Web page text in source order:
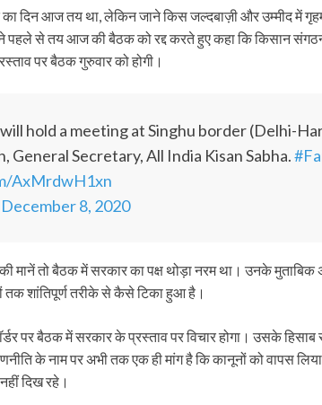
दिन आज तय था, लेकिन जाने किस जल्‍दबाज़ी और उम्‍मीद में
पहले से तय आज की बैठक को रद्द करते हुए कहा कि किसान
पर बैठक गुरुवार को होगी।
hold a meeting at Singhu border (Delhi-
General Secretary, All India Kisan Sabha.
AxMrdwH1xn
December 8, 2020
मानें तो बैठक में सरकार का पक्ष थोड़ा नरम था। उनके मुताबिक
तक शांतिपूर्ण तरीके से कैसे टिका हुआ है।
पर बैठक में सरकार के प्रस्‍ताव पर विचार होगा। उसके
के नाम पर अभी तक एक ही मांग है कि कानूनों को वापस
दिख रहे।